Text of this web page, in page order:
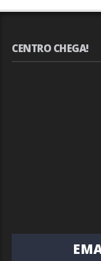
CENTRO CHEGA!